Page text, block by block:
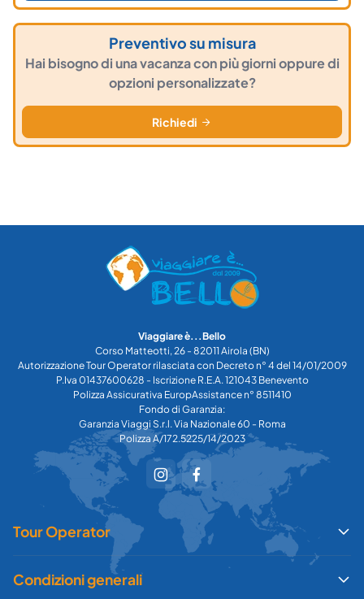
Preventivo su misura
Hai bisogno di una vacanza con più giorni oppure di
opzioni personalizzate?
Richiedi
Viaggiare è...Bello
Corso Matteotti, 26 - 82011 Airola (BN)
Autorizzazione Tour Operator rilasciata con Decreto n° 4 del 14/01/2009
P.Iva 01437600628 - Iscrizione R.E.A. 121043 Benevento
Polizza Assicurativa EuropAssistance n° 8511410
Fondo di Garanzia:
Garanzia Viaggi S.r.l. Via Nazionale 60 - Roma
Polizza A/172.5225/14/2023
Tour Operator
Condizioni generali